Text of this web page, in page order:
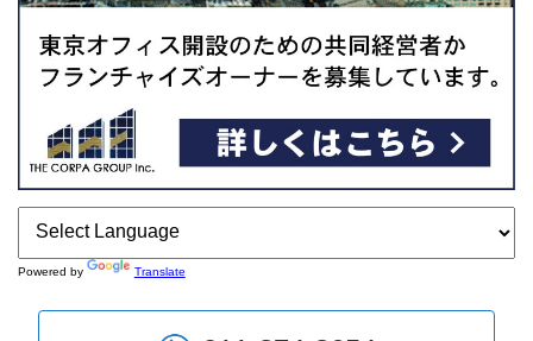
Powered by Translate